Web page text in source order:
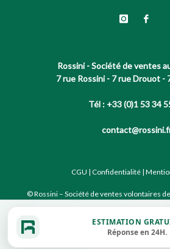
Rossini - Société de ventes
7 rue Rossini - 7 rue Drouot -
Tél : +33 (0)1 53 34
CGU | Confidentialité |
© Rossini – Société de ventes volontaires
Site conçu par notre
ESTIMATION
Réponse en 24H.